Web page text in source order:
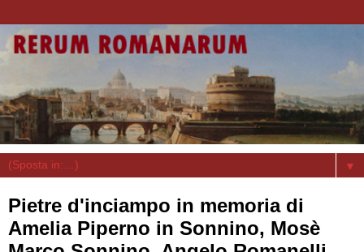
▼
Pietre d'inciampo in memoria di
Amelia Piperno in Sonnino, Mosè